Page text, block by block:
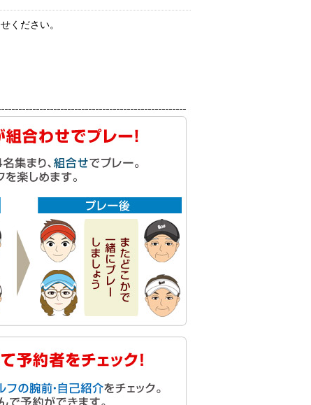
ください。